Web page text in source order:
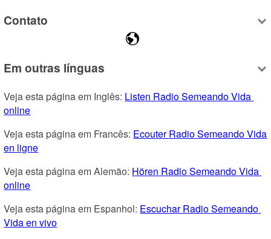
Contato
Em outras línguas
Veja esta página em Inglês: Listen Radio Semeando Vida
online
Veja esta página em Francês: Ecouter Radio Semeando Vida
en ligne
Veja esta página em Alemão: Hören Radio Semeando Vida
online
Veja esta página em Espanhol: Escuchar Radio Semeando
Vida en vivo